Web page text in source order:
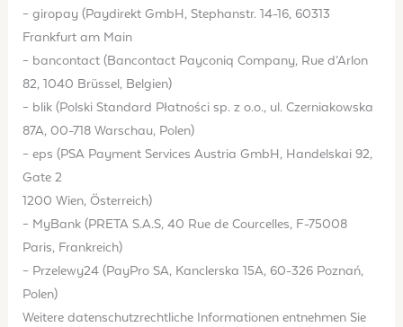
– giropay (Paydirekt GmbH, Stephanstr. 14-16, 60313
Frankfurt am Main
– bancontact (Bancontact Payconiq Company, Rue d’Arlon
82, 1040 Brüssel, Belgien)
– blik (Polski Standard Płatności sp. z o.o., ul. Czerniakowska
87A, 00-718 Warschau, Polen)
– eps (PSA Payment Services Austria GmbH, Handelskai 92,
Gate 2
1200 Wien, Österreich)
– MyBank (PRETA S.A.S, 40 Rue de Courcelles, F-75008
Paris, Frankreich)
– Przelewy24 (PayPro SA, Kanclerska 15A, 60-326 Poznań,
Polen)
Weitere datenschutzrechtliche Informationen entnehmen Sie